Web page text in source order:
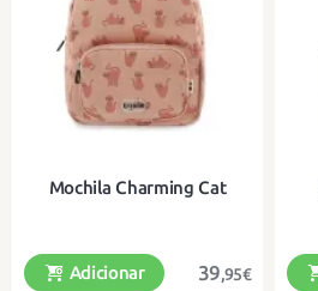
Mochila Charming Cat
39,95€
Adicionar